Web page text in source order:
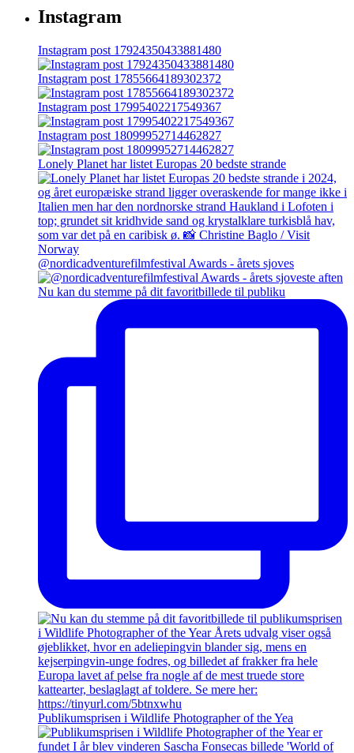
Instagram
Instagram post 17924350433881480
Instagram post 17855664189302372
Instagram post 17995402217549367
Instagram post 18099952714462827
Lonely Planet har listet Europas 20 bedste strande
@nordicadventurefilmfestival Awards - årets sjoves
Nu kan du stemme på dit favoritbillede til publiku
Publikumsprisen i Wildlife Photographer of the Yea